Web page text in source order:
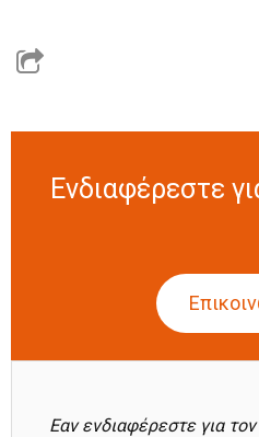
Ενδιαφέρεστε
Εαν ενδιαφέρεστε για